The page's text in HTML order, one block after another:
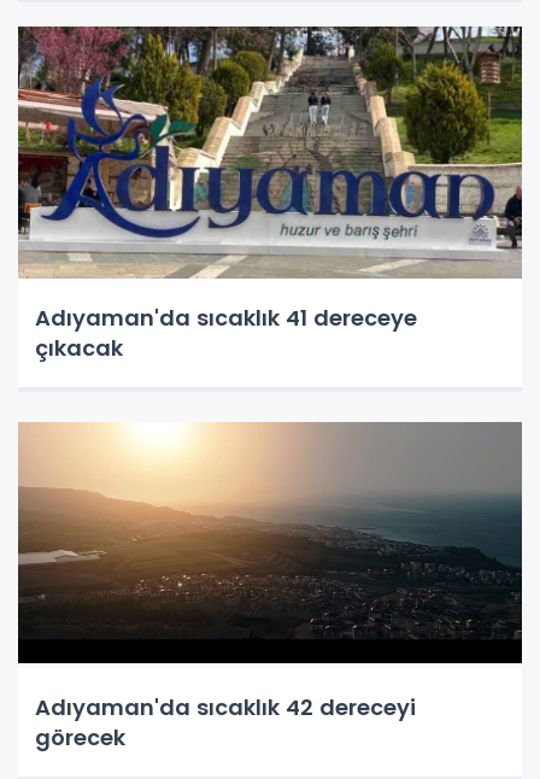
Adıyaman'da sıcaklık 41 dereceye
çıkacak
Adıyaman'da sıcaklık 42 dereceyi
görecek